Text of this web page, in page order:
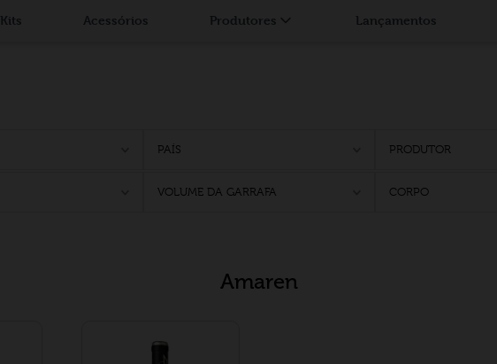
Kits Acessórios Produtores Lançamentos
PAÍS
CORPO
PRODUTOR
VOLUME DA GARRAFA
Amaren